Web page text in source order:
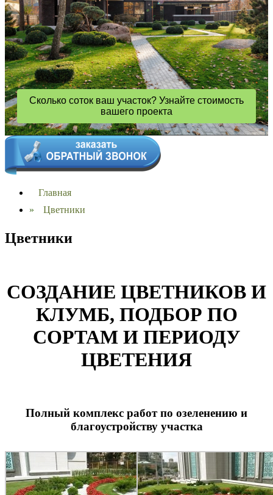
Сколько соток ваш участок? Узнайте стоимость
вашего проекта
Главная
»
Цветники
Цветники
СОЗДАНИЕ ЦВЕТНИКОВ И
КЛУМБ, ПОДБОР ПО
СОРТАМ И ПЕРИОДУ
ЦВЕТЕНИЯ
Полный комплекс работ по озеленению и
благоустройству участка